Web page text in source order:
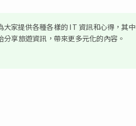
大家提供各種各樣的 IT 資訊和心得，其中
享旅遊資訊，帶來更多元化的內容。